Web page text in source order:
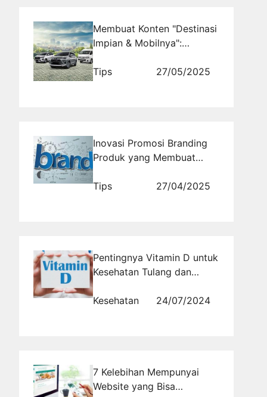
Membuat Konten "Destinasi
Impian & Mobilnya":
Tips
27/05/2025
Inovasi Promosi Branding
Produk yang Membuat
Tips
27/04/2025
Pentingnya Vitamin D untuk
Kesehatan Tulang dan
Kesehatan
24/07/2024
7 Kelebihan Mempunyai
Website yang Bisa